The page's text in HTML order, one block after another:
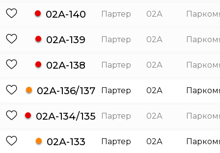
02А-140 Партер 02А
02А-139 Партер 02А
02А-138 Партер 02А
02А-136/137 Партер 02А
02А-134/135 Партер 02А
02А-133 Партер 02А